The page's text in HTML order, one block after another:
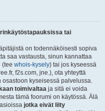
tai
on todennäköisesti sopiva
saa vastausta, sinun kannattaa
(tee whois-kysely) tai jos kyseessä
f2s.com, jne.), ota yhteyttä
kyseisessä palvelussa.
toimivaltaa ja sitä ei voida
tämä foorumi on käytössä. Älä
jotka eivät liity